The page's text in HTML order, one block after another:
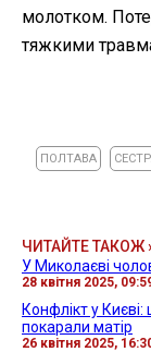
молотком.
тяжкими
ПОЛТАВА
ЧИТАЙТЕ ТАКОЖ
У Миколаєві
28 квітня 2025,
Конфлікт у
покарали матір
26 квітня 2025,